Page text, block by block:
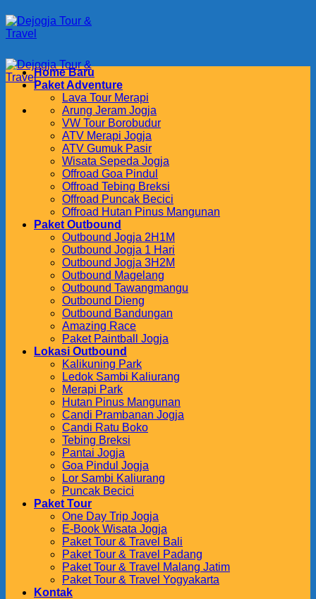
to
content
Home Baru
Paket Adventure
Lava Tour Merapi
Arung Jeram Jogja
VW Tour Borobudur
ATV Merapi Jogja
ATV Gumuk Pasir
Wisata Sepeda Jogja
Offroad Goa Pindul
Offroad Tebing Breksi
Offroad Puncak Becici
Offroad Hutan Pinus Mangunan
Paket Outbound
Outbound Jogja 2H1M
Outbound Jogja 1 Hari
Outbound Jogja 3H2M
Outbound Magelang
Outbound Tawangmangu
Outbound Dieng
Outbound Bandungan
Amazing Race
Paket Paintball Jogja
Lokasi Outbound
Kalikuning Park
Ledok Sambi Kaliurang
Merapi Park
Hutan Pinus Mangunan
Candi Prambanan Jogja
Candi Ratu Boko
Tebing Breksi
Pantai Jogja
Goa Pindul Jogja
Lor Sambi Kaliurang
Puncak Becici
Paket Tour
One Day Trip Jogja
E-Book Wisata Jogja
Paket Tour & Travel Bali
Paket Tour & Travel Padang
Paket Tour & Travel Malang Jatim
Paket Tour & Travel Yogyakarta
Kontak